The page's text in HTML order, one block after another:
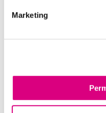
Marketing
través de nuestro email:
Enviar
Lo siento, debes estar
comentario.